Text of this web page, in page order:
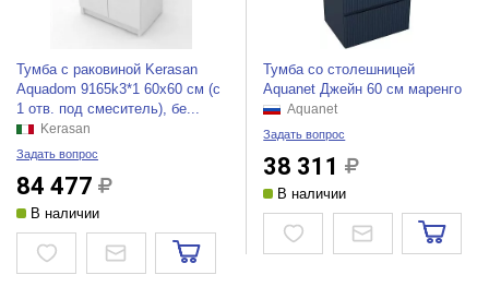
Тумба с раковиной Kerasan
Aquadom 9165k3*1 60x60 см (c
1 отв. под смеситель), бе...
Kerasan
Задать вопрос
84 477
В наличии
Тумба со столешницей
Aquanet Джейн 60 см маренго
Aquanet
Задать вопрос
38 311
В наличии